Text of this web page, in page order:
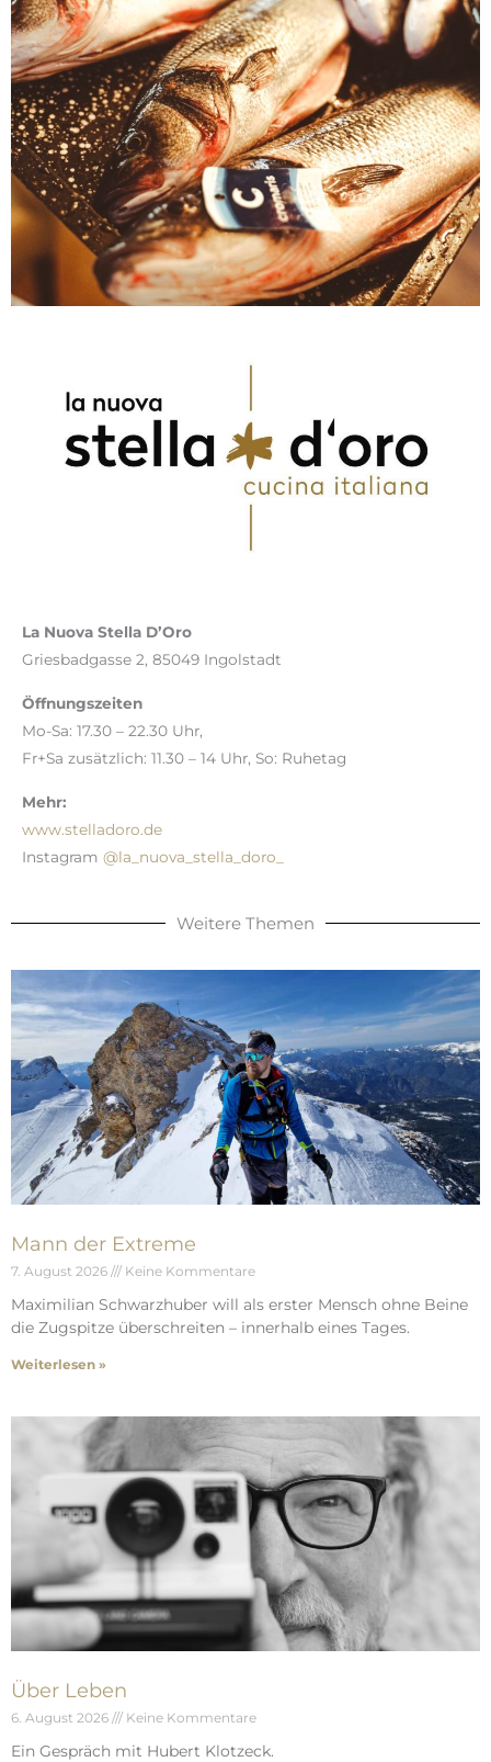
La Nuova Stella D’Oro
Griesbadgasse 2, 85049 Ingolstadt
Öffnungszeiten
Mo-Sa: 17.30 – 22.30 Uhr,
Fr+Sa zusätzlich: 11.30 – 14 Uhr, So: Ruhetag
Mehr:
www.stelladoro.de
Instagram @la_nuova_stella_doro_
Weitere Themen
Mann der Extreme
7. August 2026 Keine Kommentare
Maximilian Schwarzhuber will als erster Mensch ohne Beine
die Zugspitze überschreiten – innerhalb eines Tages.
Weiterlesen »
Über Leben
6. August 2026 Keine Kommentare
Ein Gespräch mit Hubert Klotzeck.